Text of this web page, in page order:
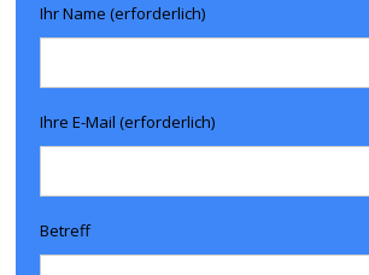
Ihr Name (erforderlich)
Ihre E-Mail (erforderlich)
Betreff